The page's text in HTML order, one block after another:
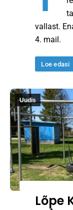
vallast.
4. mail.
Loe edasi
Uudis
Lõpe